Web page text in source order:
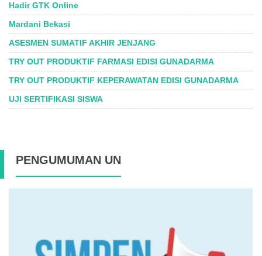
Hadir GTK Online
Mardani Bekasi
ASESMEN SUMATIF AKHIR JENJANG
TRY OUT PRODUKTIF FARMASI EDISI GUNADARMA
TRY OUT PRODUKTIF KEPERAWATAN EDISI GUNADARMA
UJI SERTIFIKASI SISWA
PENGUMUMAN UN